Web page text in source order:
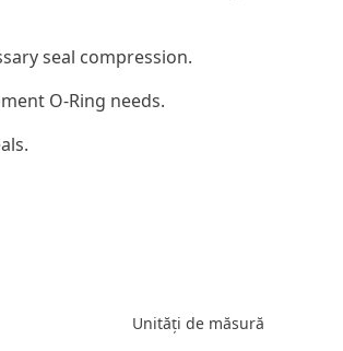
seal compression.
O-Ring needs.
Unități de măsură